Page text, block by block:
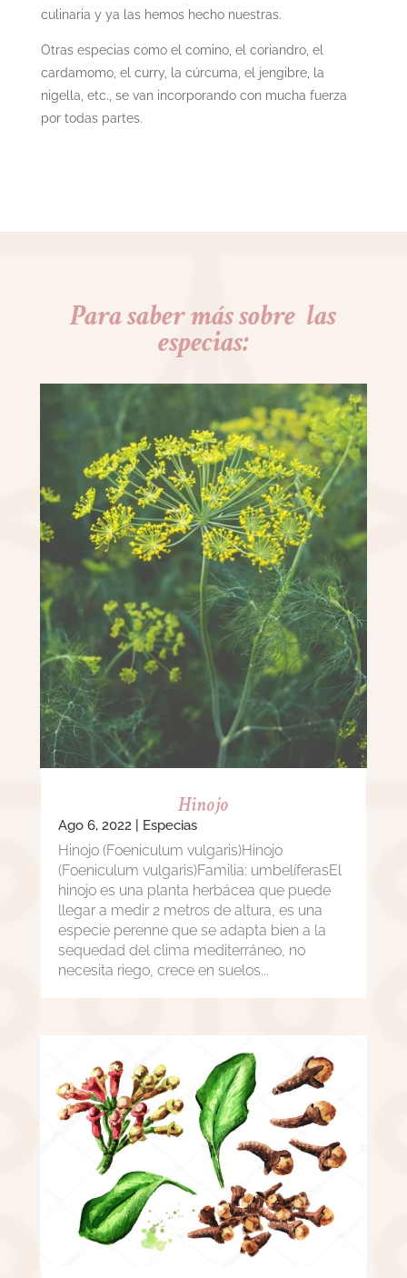
culinaria y ya las hemos hecho nuestras.
Otras especias como el comino, el coriandro, el
cardamomo, el curry, la cúrcuma, el jengibre, la
nigella, etc., se van incorporando con mucha fuerza
por todas partes.
Para saber más sobre las
especias:
Hinojo
Ago 6, 2022| Especias
Hinojo (Foeniculum vulgaris)Hinojo
(Foeniculum vulgaris)Familia: umbelíferasEl
hinojo es una planta herbácea que puede
llegar a medir 2 metros de altura, es una
especie perenne que se adapta bien a la
sequedad del clima mediterráneo, no
necesita riego, crece en suelos...